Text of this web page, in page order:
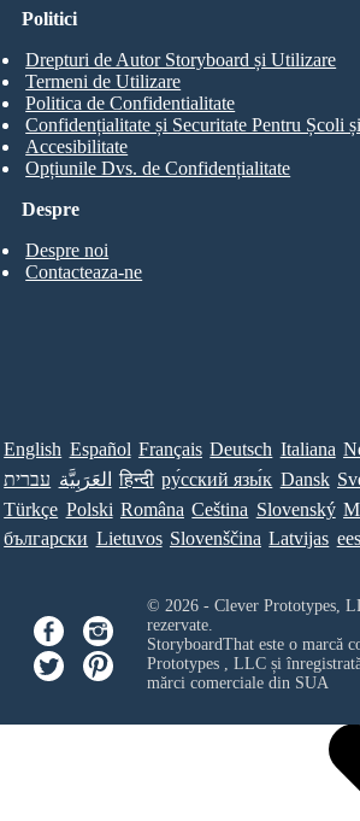
Despre
Despre noi
Contacteaza-ne
Politici
Drepturi de Autor Storyboard și Utilizare
Termeni de Utilizare
Politica de Confidentialitate
Confidențialitate și Securitate Pentru Școli
Accesibilitate
Opțiunile Dvs. de Confidențialitate
English Español Français Deutsch Italiana
עברית العَرَبِيَّة हिन्दी ру́сский язы́к Dansk
Türkçe Polski Româna Ceština Slovenský
български Lietuvos Slovenščina Latvijas
© 2026 - Clever Prototypes,
rezervate.
StoryboardThat este o marcă
Prototypes , LLCși
mărci comerciale din SUA